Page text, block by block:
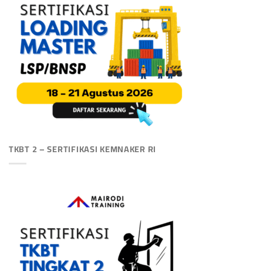
TKBT 2 – SERTIFIKASI KEMNAKER RI